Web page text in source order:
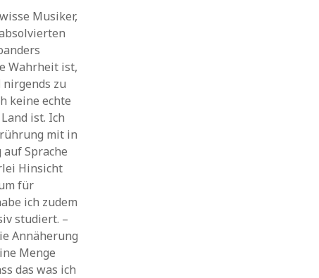
Musiker,
Wahrheit ist,
zu
keine echte
ist. Ich
mit in
Sprache
Hinsicht
für
ich zudem
studiert. –
Annäherung
Menge
das was ich